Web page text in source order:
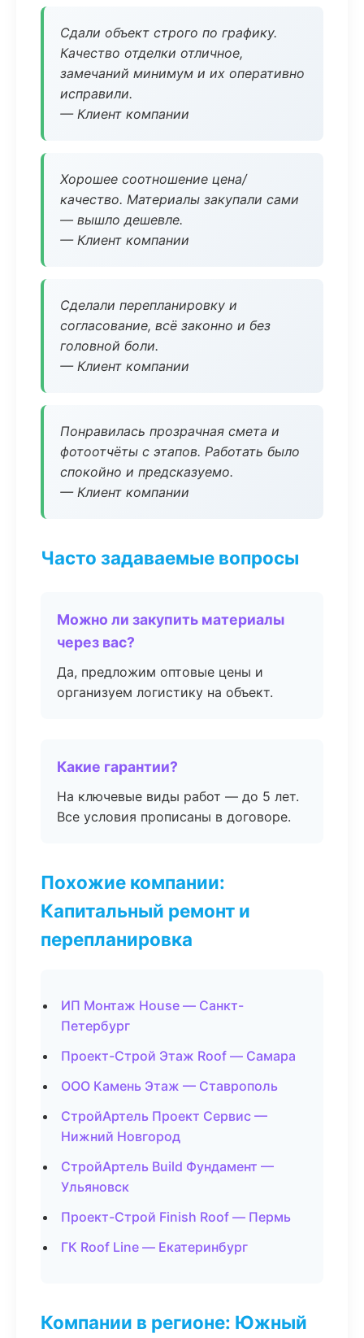
Сдали объект строго по графику.
Качество отделки отличное,
замечаний минимум и их оперативно
исправили.
— Клиент компании
Хорошее соотношение цена/
качество. Материалы закупали сами
— вышло дешевле.
— Клиент компании
Сделали перепланировку и
согласование, всё законно и без
головной боли.
— Клиент компании
Понравилась прозрачная смета и
фотоотчёты с этапов. Работать было
спокойно и предсказуемо.
— Клиент компании
Часто задаваемые вопросы
Можно ли закупить материалы
через вас?
Да, предложим оптовые цены и
организуем логистику на объект.
Какие гарантии?
На ключевые виды работ — до 5 лет.
Все условия прописаны в договоре.
Похожие компании:
Капитальный ремонт и
перепланировка
ИП Монтаж House — Санкт-
Петербург
Проект-Строй Этаж Roof — Самара
ООО Камень Этаж — Ставрополь
СтройАртель Проект Сервис —
Нижний Новгород
СтройАртель Build Фундамент —
Ульяновск
Проект-Строй Finish Roof — Пермь
ГК Roof Line — Екатеринбург
Компании в регионе: Южный